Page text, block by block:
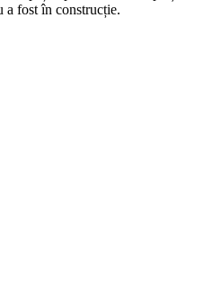
a fost în construcție.